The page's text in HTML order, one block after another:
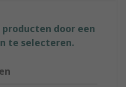
door een
te selecteren.